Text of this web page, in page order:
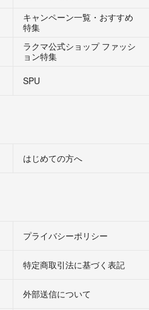
キャンペーン一覧・おすすめ
特集
ラクマ公式ショップ ファッシ
ョン特集
SPU
はじめての方へ
プライバシーポリシー
特定商取引法に基づく表記
外部送信について